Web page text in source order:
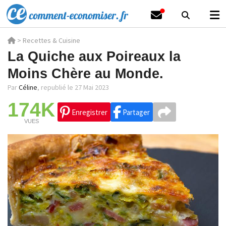
> Recettes & Cuisine
La Quiche aux Poireaux la
Moins Chère au Monde.
ParCéline, republié le 27 Mai 2023
174K
VUES
Enregistrer Partager